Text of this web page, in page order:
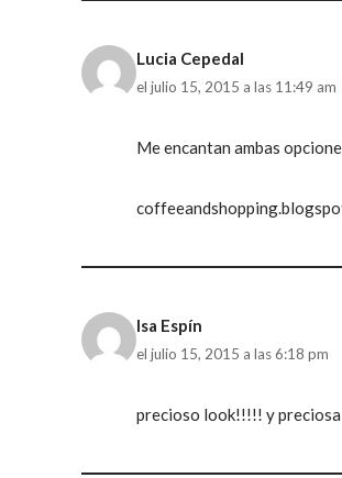
Lucia Cepedal
el julio 15, 2015 a las 11:49 am
Me encantan ambas
Isa Espín
el julio 15, 2015 a las 6:18 pm
precioso look!!!!! y